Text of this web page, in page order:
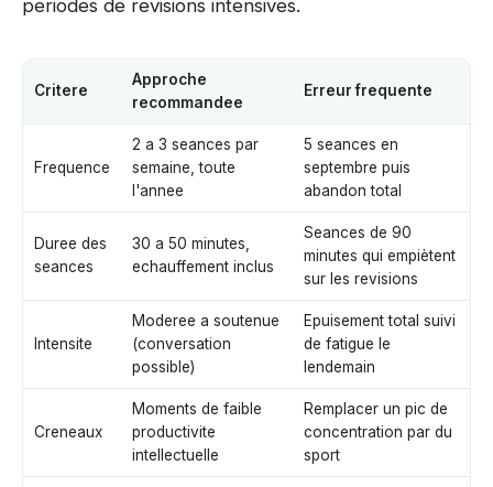
periodes de revisions intensives.
Critere
Approche
recommandee
Erreur frequente
Frequence
2 a 3 seances par
semaine, toute
l'annee
5 seances en
septembre puis
abandon total
Duree des
seances
30 a 50 minutes,
echauffement inclus
Seances de 90
minutes qui empiètent
sur les revisions
Intensite
Moderee a soutenue
(conversation
possible)
Epuisement total suivi
de fatigue le
lendemain
Creneaux
Moments de faible
productivite
intellectuelle
Remplacer un pic de
concentration par du
sport